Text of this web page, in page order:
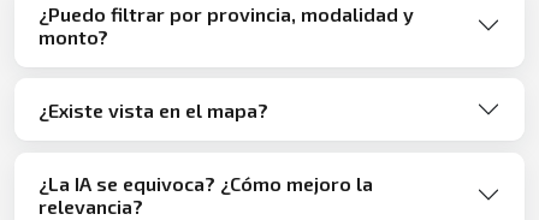
¿Puedo filtrar por provincia, modalidad y
monto?
¿Existe vista en el mapa?
¿La IA se equivoca? ¿Cómo mejoro la
relevancia?